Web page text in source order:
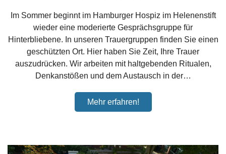
Im Sommer beginnt im Hamburger Hospiz im Helenenstift
wieder eine moderierte Gesprächsgruppe für
Hinterbliebene. In unseren Trauergruppen finden Sie einen
geschützten Ort. Hier haben Sie Zeit, Ihre Trauer
auszudrücken. Wir arbeiten mit haltgebenden Ritualen,
Denkanstößen und dem Austausch in der…
Mehr erfahren!